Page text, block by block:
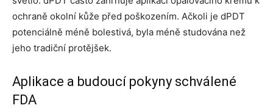
ochraně okolní kůže před poškozením. Ačkoli je dPDT
potenciálně méně bolestivá, byla méně studována než
jeho tradiční protějšek.
Aplikace a budoucí pokyny schválené
FDA